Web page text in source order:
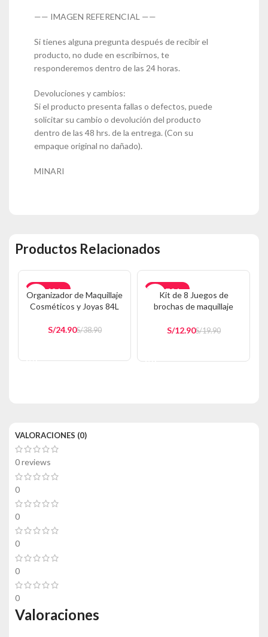
—— IMAGEN REFERENCIAL ——
Si tienes alguna pregunta después de recibir el
producto, no dude en escribirnos, te
responderemos dentro de las 24 horas.
Devoluciones y cambios:
Si el producto presenta fallas o defectos, puede
solicitar su cambio o devolución del producto
dentro de las 48 hrs. de la entrega. (Con su
empaque original no dañado).
MINARI
Productos Relacionados
-36%
AGOTADO
Organizador de Maquillaje
Cosméticos y Joyas 84L
S/38.90
S/24.90
-35%
AGOTADO
Kit de 8 Juegos de
brochas de maquillaje
S/19.90
S/12.90
VALORACIONES (0)
0 reviews
0
0
0
0
0
Valoraciones